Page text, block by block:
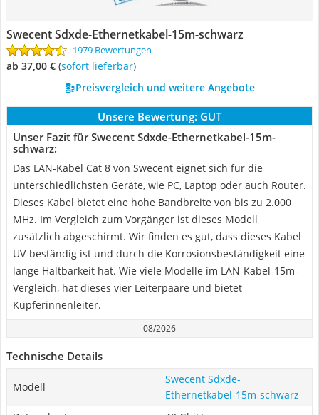
Swecent Sdxde-Ethernetkabel-15m-schwarz
1979 Bewertungen
ab 37,00 € ( Sofort lieferbar)
Preisvergleich und weitere Angebote
Unsere Bewertung: GUT
Unser Fazit für Swecent Sdxde-Ethernetkabel-15m-
schwarz:
Das LAN-Kabel Cat 8 von Swecent eignet sich für die
unterschiedlichsten Geräte, wie PC, Laptop oder auch Router.
Dieses Kabel bietet eine hohe Bandbreite von bis zu 2.000
MHz. Im Vergleich zum Vorgänger ist dieses Modell
zusätzlich abgeschirmt. Wir finden es gut, dass dieses Kabel
UV-beständig ist und durch die Korrosionsbeständigkeit eine
lange Haltbarkeit hat. Wie viele Modelle im LAN-Kabel-15m-
Vergleich, hat dieses vier Leiterpaare und bietet
Kupferinnenleiter.
08/2026
Technische Details
Modell
Swecent Sdxde-
Ethernetkabel-15m-schwarz